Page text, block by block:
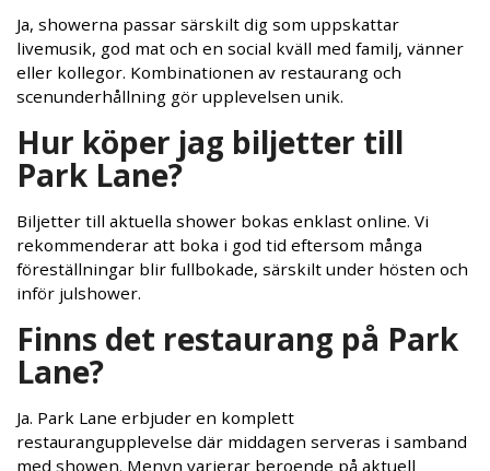
Ja, showerna passar särskilt dig som uppskattar
livemusik, god mat och en social kväll med familj, vänner
eller kollegor. Kombinationen av restaurang och
scenunderhållning gör upplevelsen unik.
Hur köper jag biljetter till
Park Lane?
Biljetter till aktuella shower bokas enklast online. Vi
rekommenderar att boka i god tid eftersom många
föreställningar blir fullbokade, särskilt under hösten och
inför julshower.
Finns det restaurang på Park
Lane?
Ja. Park Lane erbjuder en komplett
restaurangupplevelse där middagen serveras i samband
med showen. Menyn varierar beroende på aktuell